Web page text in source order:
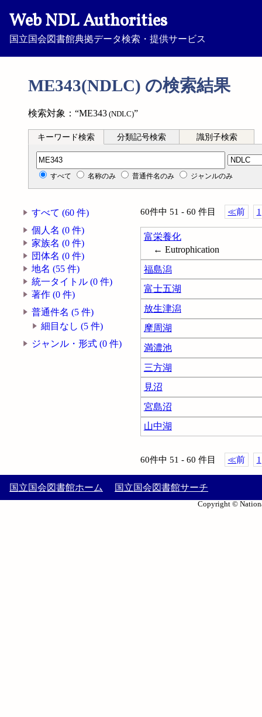
Web NDL Authorities
国立国会図書館典拠データ検索・提供サービス
ME343(NDLC) の検索結果
検索対象：“ME343 (NDLC)”
キーワード検索 分類記号検索 識別子検索
分類記号検索
すべて 名称のみ 普通件名のみ ジャンルのみ
すべて (60 件)
個人名 (0 件)
家族名 (0 件)
団体名 (0 件)
地名 (55 件)
統一タイトル (0 件)
著作 (0 件)
普通件名 (5 件)
細目なし (5 件)
ジャンル・形式 (0 件)
60件中 51 - 60 件目 ≪前 1
富栄養化
← Eutrophication
福島潟
富士五湖
放生津潟
摩周湖
満濃池
三方湖
見沼
宮島沼
山中湖
60件中 51 - 60 件目 ≪前 1
国立国会図書館ホーム 国立国会図書館サーチ
Copyright ©